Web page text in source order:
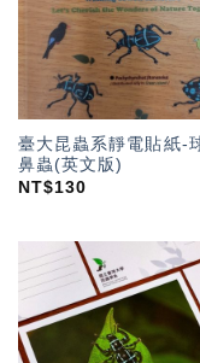
臺大昆蟲系靜電貼紙-
鼻蟲(英文版)
NT$130